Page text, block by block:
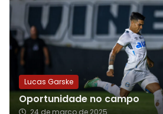
Lucas Garske
Oportunidade no campo
24 de março de 2025